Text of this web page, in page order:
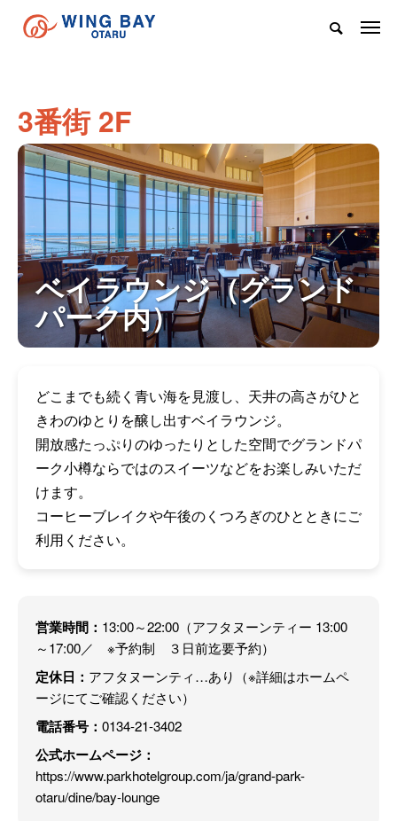
3番街 2F
ベイラウンジ（グランド
パーク内）
どこまでも続く青い海を見渡し、天井の高さがひと
きわのゆとりを醸し出すベイラウンジ。
開放感たっぷりのゆったりとした空間でグランドパ
ーク小樽ならではのスイーツなどをお楽しみいただ
けます。
コーヒーブレイクや午後のくつろぎのひとときにご
利用ください。
営業時間： 13:00～22:00（アフタヌーンティー 13:00
～17:00／ ※予約制 ３日前迄要予約）
定休日： アフタヌーンティ…あり（※詳細はホームペ
ージにてご確認ください）
電話番号： 0134-21-3402
公式ホームページ：
https://www.parkhotelgroup.com/ja/grand-park-
otaru/dine/bay-lounge